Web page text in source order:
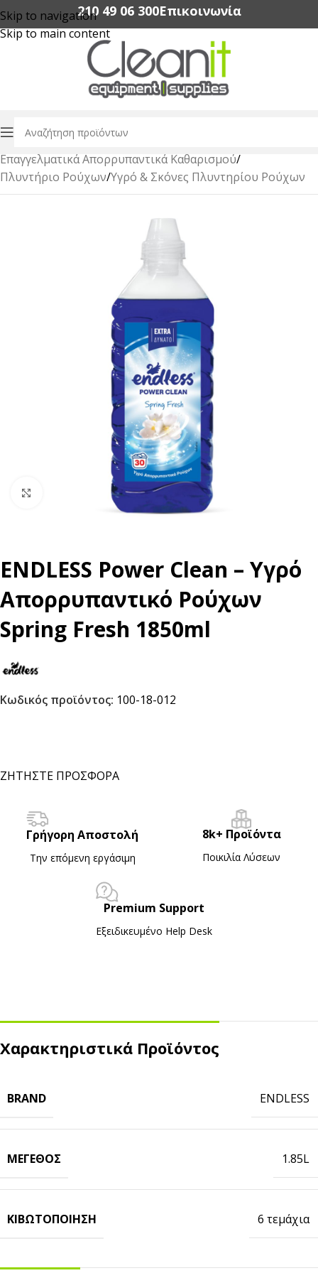
Skip to navigation
Skip to main content
210 49 06 300‬Επικοινωνία
Αρχική σελίδα/
Επαγγελματικά Απορρυπαντικά Καθαρισμού/
Πλυντήριο Ρούχων/Υγρό & Σκόνες Πλυντηρίου Ρούχων
Click to enlarge
ENDLESS Power Clean – Υγρό
Απορρυπαντικό Ρούχων
Spring Fresh 1850ml
Κωδικός προϊόντος: 100-18-012
ΖΗΤΗΣΤΕ ΠΡΟΣΦΟΡΑ
Γρήγορη Αποστολή
Την επόμενη εργάσιμη
8k+ Προϊόντα
Ποικιλία Λύσεων
Premium Support
Εξειδικευμένο Ηelp Desk
Χαρακτηριστικά Προϊόντος
BRAND ENDLESS
ΜΈΓΕΘΟΣ 1.85L
ΚΙΒΩΤΟΠΟΊΗΣΗ 6 τεμάχια